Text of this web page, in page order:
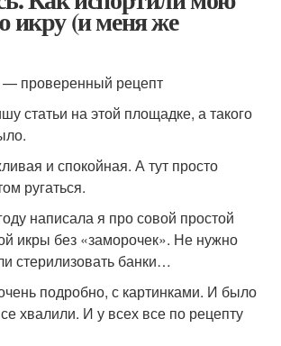
икру (и меня же
— проверенный рецепт
статьи на этой площадке, а такого
и спокойная. А тут просто
ругаться.
написала я про совой простой
икры без «заморочек». Не нужно
стерилизовать банки…
подробно, с картинками. И было
хвалили. И у всех все по рецепту